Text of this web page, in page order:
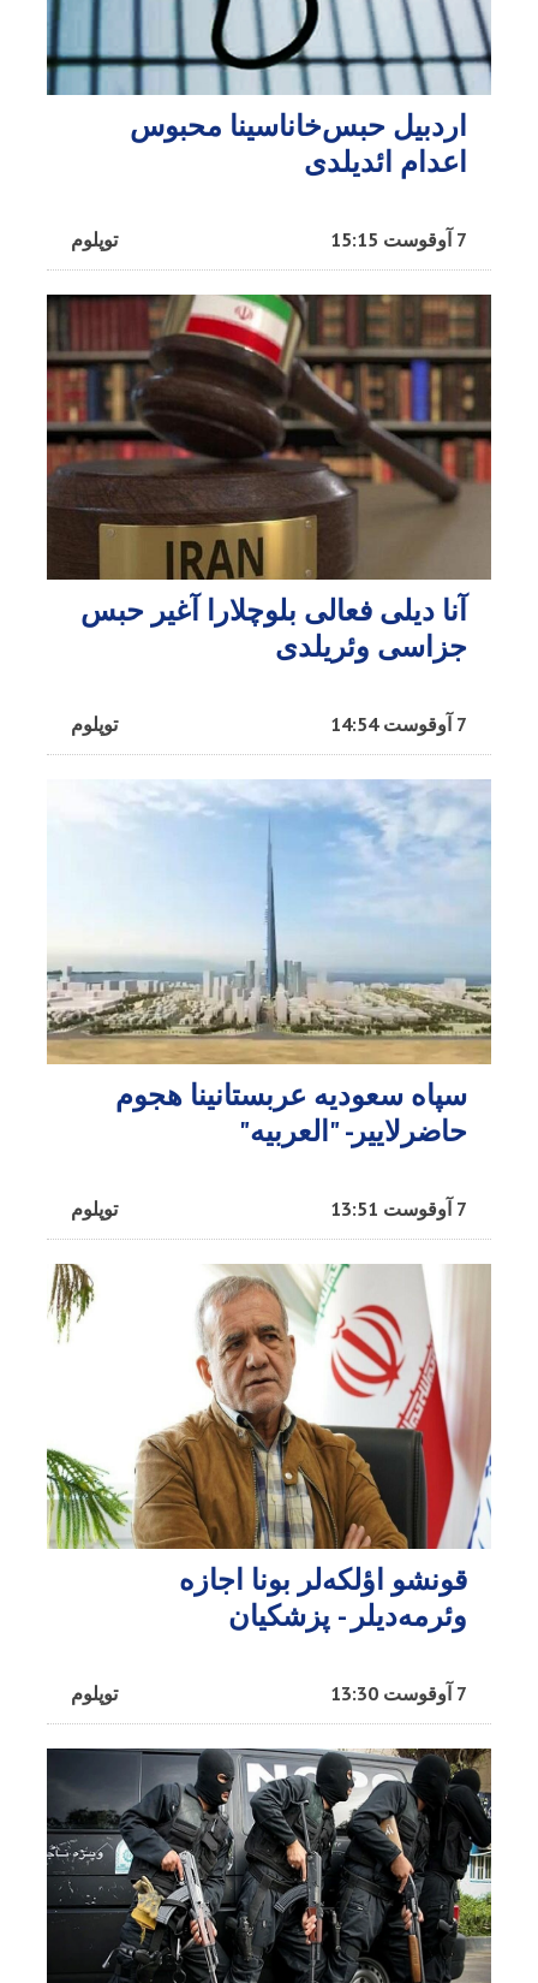
اردبیل حبس‌خاناسینا محبوس
اعدام ائدیلدی
توپلوم 7 آوقوست 15:15
آنا دیلی فعالی بلوچلارا آغیر حبس
جزاسی وئریلدی
توپلوم 7 آوقوست 14:54
سپاه سعودیه عربستانینا هجوم
حاضرلاییر- "العربیه"
توپلوم 7 آوقوست 13:51
قونشو اؤلکه‌لر بونا اجازه
وئرمه‌دیلر - پزشکیان
توپلوم 7 آوقوست 13:30